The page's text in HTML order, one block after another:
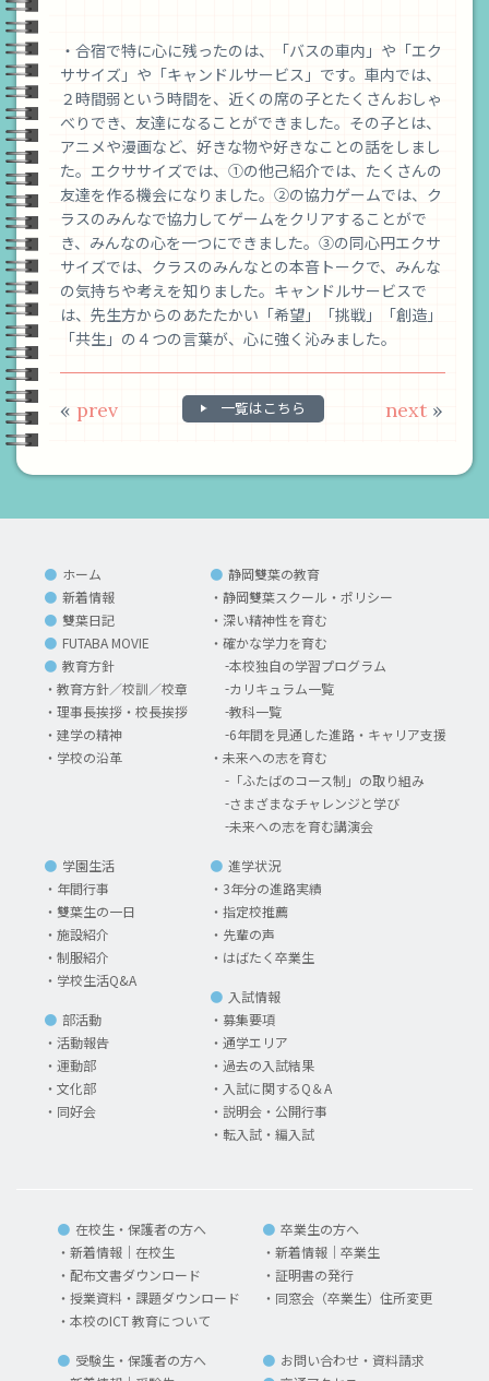
・合宿で特に心に残ったのは、「バスの車内」や「エク
ササイズ」や「キャンドルサービス」です。車内では、
２時間弱という時間を、近くの席の子とたくさんおしゃ
べりでき、友達になることができました。その子とは、
アニメや漫画など、好きな物や好きなことの話をしまし
た。エクササイズでは、①の他己紹介では、たくさんの
友達を作る機会になりました。②の協力ゲームでは、ク
ラスのみんなで協力してゲームをクリアすることがで
き、みんなの心を一つにできました。③の同心円エクサ
サイズでは、クラスのみんなとの本音トークで、みんな
の気持ちや考えを知りました。キャンドルサービスで
は、先生方からのあたたかい「希望」「挑戦」「創造」
「共生」の４つの言葉が、心に強く沁みました。
« prev 一覧はこちら next »
ホーム
新着情報
雙葉日記
FUTABA MOVIE
教育方針
教育方針／校訓／校章
理事長挨拶・校長挨拶
建学の精神
学校の沿革
静岡雙葉の教育
静岡雙葉スクール・ポリシー
深い精神性を育む
確かな学力を育む
本校独自の学習プログラム
カリキュラム一覧
教科一覧
6年間を見通した進路・キャリア支援
未来への志を育む
「ふたばのコース制」の取り組み
さまざまなチャレンジと学び
未来への志を育む講演会
学園生活
年間行事
雙葉生の一日
施設紹介
制服紹介
学校生活Q&A
部活動
活動報告
運動部
文化部
同好会
進学状況
3年分の進路実績
指定校推薦
先輩の声
はばたく卒業生
入試情報
募集要項
通学エリア
過去の入試結果
入試に関するQ＆A
説明会・公開行事
転入試・編入試
在校生・保護者の方へ
新着情報｜在校生
配布文書ダウンロード
授業資料・課題ダウンロード
本校のICT 教育について
卒業生の方へ
新着情報｜卒業生
証明書の発行
同窓会（卒業生）住所変更
受験生・保護者の方へ
お問い合わせ・資料請求